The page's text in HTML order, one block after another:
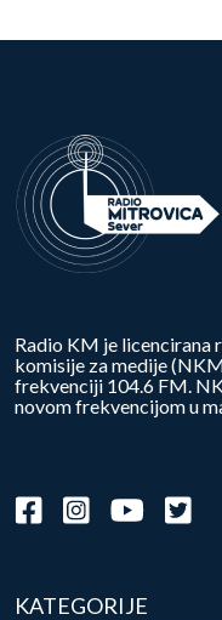
Radio KM je licencirana
komisije za medije
frekvenciji 104.6 FM.
novom frekvencijom u
KATEGORIJE